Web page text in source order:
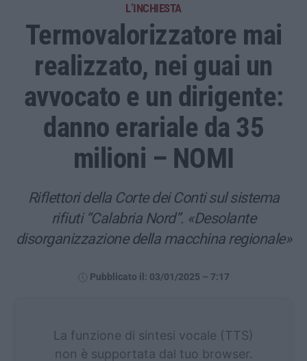
L’INCHIESTA
Termovalorizzatore mai
realizzato, nei guai un
avvocato e un dirigente:
danno erariale da 35
milioni – NOMI
Riflettori della Corte dei Conti sul sistema
rifiuti “Calabria Nord”. «Desolante
disorganizzazione della macchina regionale»
Pubblicato il: 03/01/2025 – 7:17
La funzione di sintesi vocale (TTS)
non è supportata dal tuo browser.